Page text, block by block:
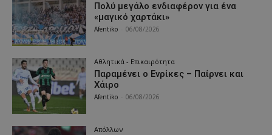
Πολύ μεγάλο ενδιαφέρον για ένα
«μαγικό χαρτάκι»
Afentiko 06/08/2026
Αθλητικά - Επικαιρότητα
Παραμένει ο Ενρίκες – Παίρνει και
Χάιρο
Afentiko 06/08/2026
Απόλλων